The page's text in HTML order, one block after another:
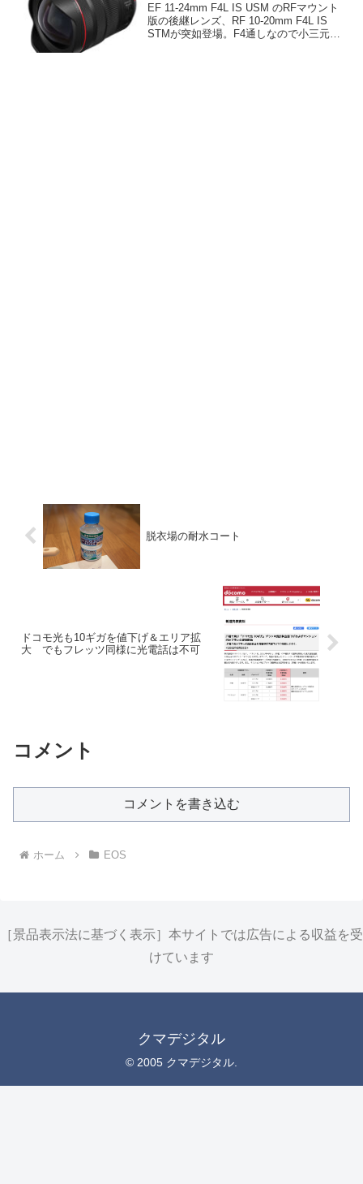
EF 11-24mm F4L IS USM のRFマウント
版の後継レンズ、RF 10-20mm F4L IS
STMが突如登場。F4通しなので小三元レ
脱衣場の耐水コート
ドコモ光も10ギガを値下げ＆エリア拡
大 でもフレッツ同様に光電話は不可
コメント
コメントを書き込む
ホーム EOS
［景品表示法に基づく表示］本サイトでは広告による収益を受
けています
クマデジタル
© 2005 クマデジタル.